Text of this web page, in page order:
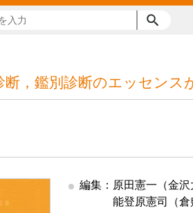
，鑑別診断のエッセンス
編集：原田憲一（金沢
能登原憲司（倉